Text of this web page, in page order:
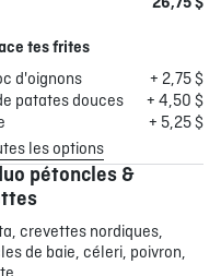
tes frites
d'oignons
+ 2,75 $
patates douces
+ 4,50 $
+ 5,25 $
les options
pétoncles &
crevettes nordiques,
de baie, céleri, poivron,